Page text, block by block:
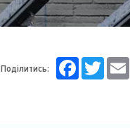
Поділитись: FacebookTwitter